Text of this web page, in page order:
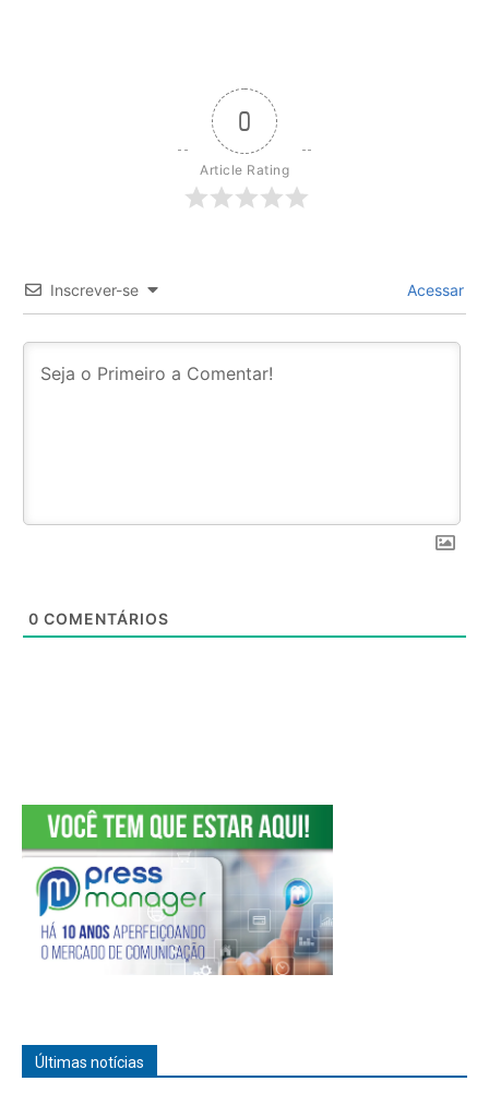
0
Article Rating
Inscrever-se Acessar
0 COMENTÁRIOS
Últimas notícias